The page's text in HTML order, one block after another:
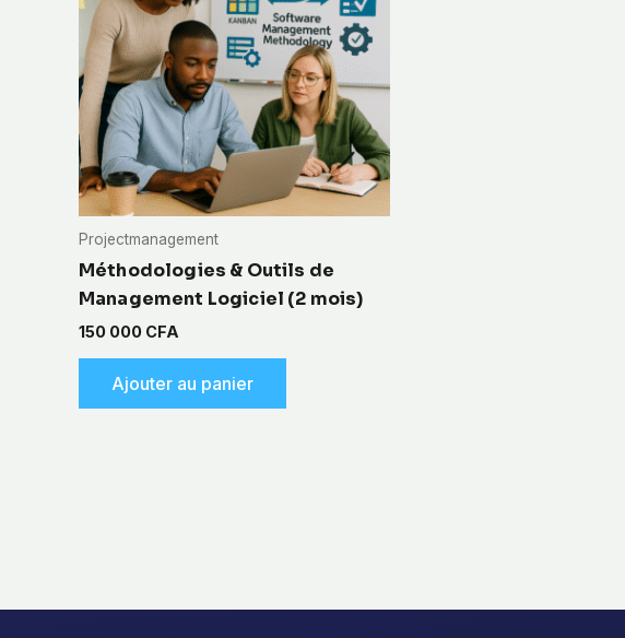
Projectmanagement
Méthodologies & Outils de
Management Logiciel (2 mois)
150 000 CFA
Ajouter au panier